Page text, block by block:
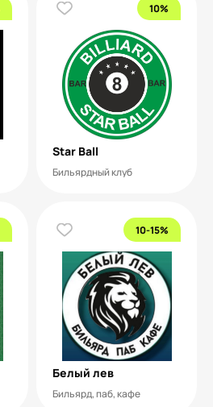
10%
Star Ball
Бильярдный клуб
10-15%
Белый лев
Бильярд, паб, кафе